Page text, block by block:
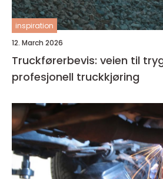
inspiration
12. March 2026
Truckførerbevis: veien til
profesjonell truckkjøring